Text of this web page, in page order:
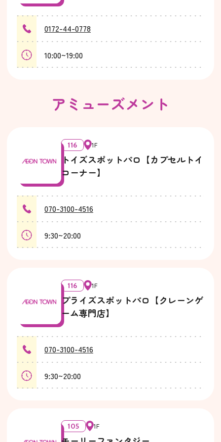
0172-44-0778
10:00~19:00
アミューズメント
116 1F
トイズスポットパロ【カプセルトイ
コーナー】
070-3100-4516
9:30~20:00
116 1F
プライズスポットパロ【クレーンゲ
ーム専門店】
070-3100-4516
9:30~20:00
105 1F